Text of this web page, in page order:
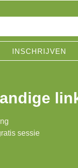
INSCHRIJVEN
sessie